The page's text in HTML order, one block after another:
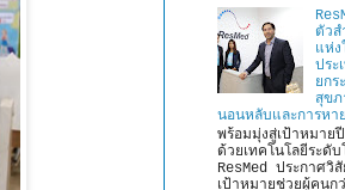
ตัวส
แห่ง
ประ
ยกร
สุขภ
นอนหลับและการหา
พร้อมมุ่งสู่เป้าหมาย
ด้วยเทคโนโลยีระดั
ResMed ประกาศวิ
เป้าหมายช่วยผู้คนก